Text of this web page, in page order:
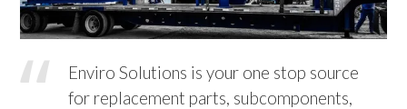
Enviro Solutions is your one stop source
for replacement parts, subcomponents,